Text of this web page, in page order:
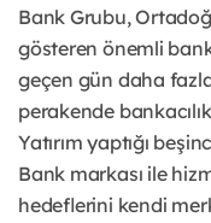
Bank Grubu,
gösteren önemli
geçen gün daha
perakende
Yatırım yaptığı
Bank markası ile
hedeflerini kendi